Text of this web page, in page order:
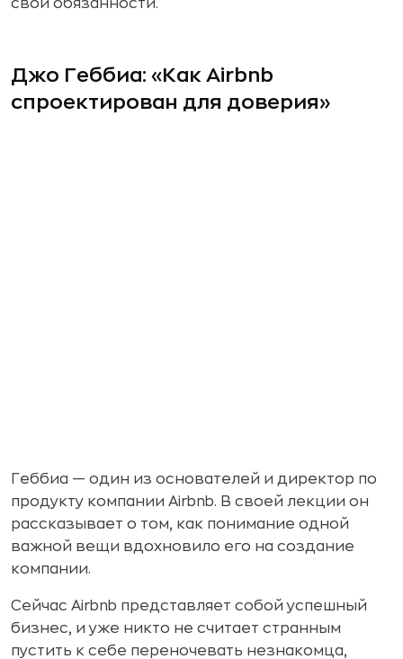
свои обязанности.
Джо Геббиа: «Как Airbnb
спроектирован для доверия»
Геббиа — один из основателей и директор по
продукту компании Airbnb. В своей лекции он
рассказывает о том, как понимание одной
важной вещи вдохновило его на создание
компании.
Сейчас Airbnb представляет собой успешный
бизнес, и уже никто не считает странным
пустить к себе переночевать незнакомца,